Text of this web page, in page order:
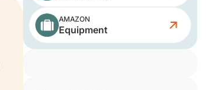
AMAZON
Equipment